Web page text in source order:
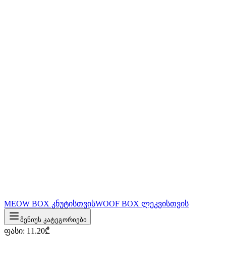
MEOW BOX კნუტისთვისWOOF BOX ლეკვისთვის
მენიუს კატეგორიები
ფასი: 11.20₾